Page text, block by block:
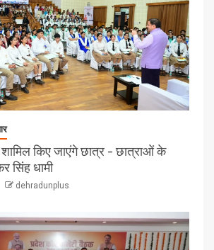
शामिल किए जाएंगे छात्र – छात्राओं के
सिंह धामी
dehradunplus